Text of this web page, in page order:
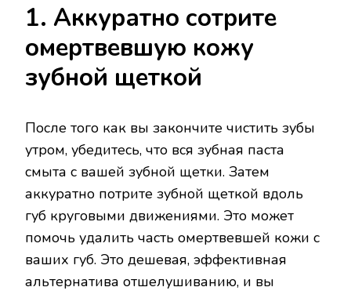
1. Аккуратно сотрите
омертвевшую кожу
зубной щеткой
После того как вы закончите чистить зубы
утром, убедитесь, что вся зубная паста
смыта с вашей зубной щетки. Затем
аккуратно потрите зубной щеткой вдоль
губ круговыми движениями. Это может
помочь удалить часть омертвевшей кожи с
ваших губ. Это дешевая, эффективная
альтернатива отшелушиванию, и вы